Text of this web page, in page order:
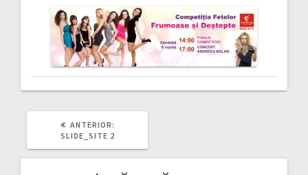
articole
ANTERIOR:
ANTERIOR:
SLIDE_SITE 2